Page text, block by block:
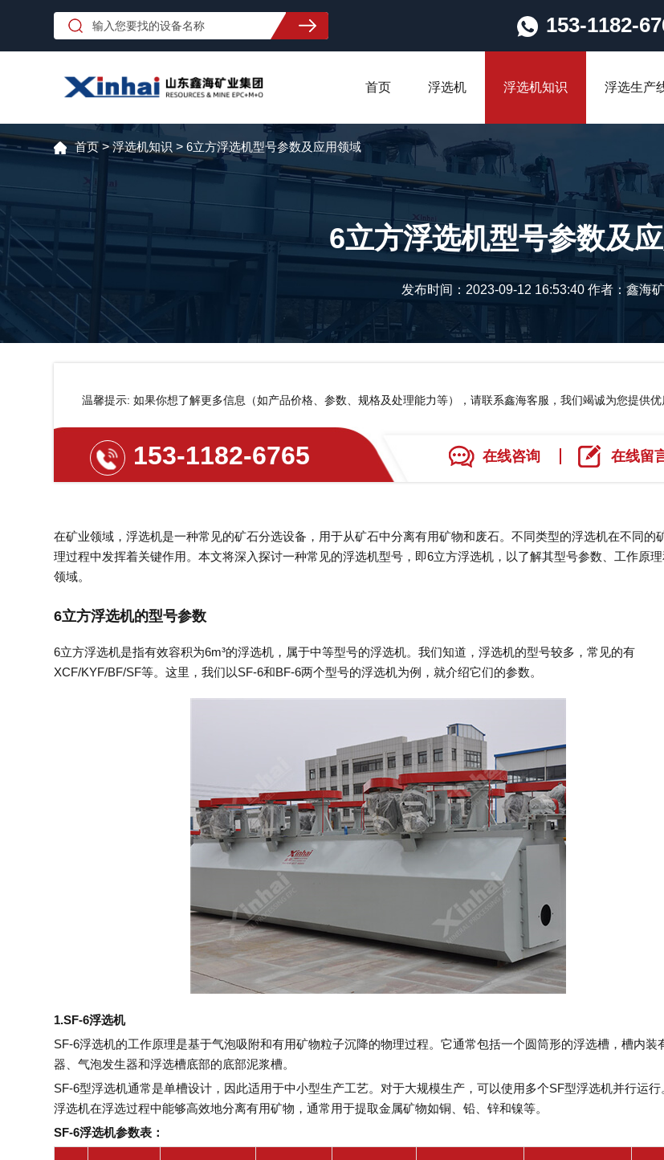
153-1182-
首页 浮选机 浮选机知识 浮选生产
首页>浮选机知识 >6立方浮选机型号参数及应用领域
6立方浮选机型号参数及
发布时间：2023-09-12 16:53:40 作者：鑫海
温馨提示: 如果你想了解更多信息（如产品价格、参数、规格及处理能力等），请联系鑫海客服，我们竭诚为您提供
153-1182-6765 在线咨询 在线留
在矿业领域，浮选机是一种常见的矿石分选设备，用于从矿石中分离有用矿物和废石。不同类型的浮选机在不同的
理过程中发挥着关键作用。本文将深入探讨一种常见的浮选机型号，即6立方浮选机，以了解其型号参数、工作原
领域。
6立方浮选机的型号参数
6立方浮选机是指有效容积为6m³的浮选机，属于中等型号的浮选机。我们知道，浮选机的型号较多，常见的有
XCF/KYF/BF/SF等。这里，我们以SF-6和BF-6两个型号的浮选机为例，就介绍它们的参数。
1.SF-6浮选机
SF-6浮选机的工作原理是基于气泡吸附和有用矿物粒子沉降的物理过程。它通常包括一个圆筒形的浮选槽，槽内装
器、气泡发生器和浮选槽底部的底部泥浆槽。
SF-6型浮选机通常是单槽设计，因此适用于中小型生产工艺。对于大规模生产，可以使用多个SF型浮选机并行运行
浮选机在浮选过程中能够高效地分离有用矿物，通常用于提取金属矿物如铜、铅、锌和镍等。
SF-6浮选机参数表：